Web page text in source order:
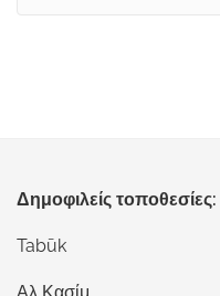
Δημοφιλείς τοποθεσίες:
Tabūk